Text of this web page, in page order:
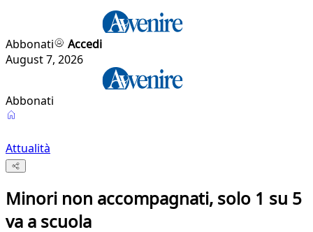
Abbonati
Accedi
August 7, 2026
Abbonati
Attualità
Minori non accompagnati, solo 1 su 5
va a scuola